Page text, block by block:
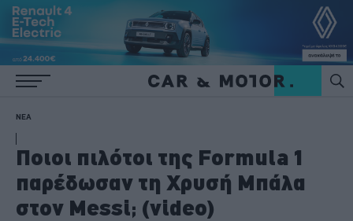
ΝΕΑ
Ποιοι πιλότοι της Formula 1
παρέδωσαν τη Χρυσή Μπάλα
στον Messi; (video)